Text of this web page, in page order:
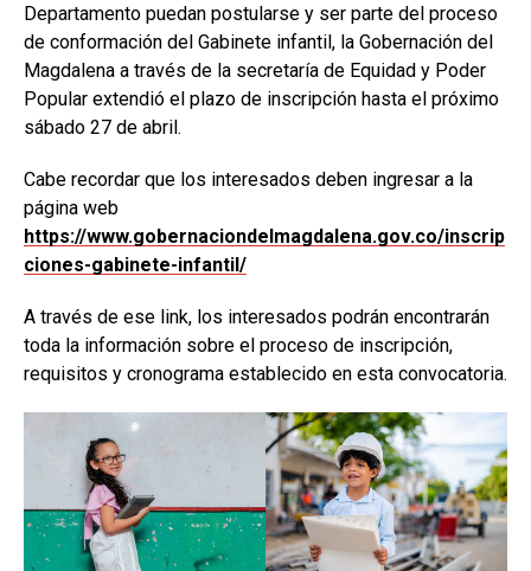
Departamento puedan postularse y ser parte del proceso
de conformación del Gabinete infantil, la Gobernación del
Magdalena a través de la secretaría de Equidad y Poder
Popular extendió el plazo de inscripción hasta el próximo
sábado 27 de abril.
Cabe recordar que los interesados deben ingresar a la
página web
https://www.gobernaciondelmagdalena.gov.co/inscrip
ciones-gabinete-infantil/
A través de ese link, los interesados podrán encontrarán
toda la información sobre el proceso de inscripción,
requisitos y cronograma establecido en esta convocatoria.